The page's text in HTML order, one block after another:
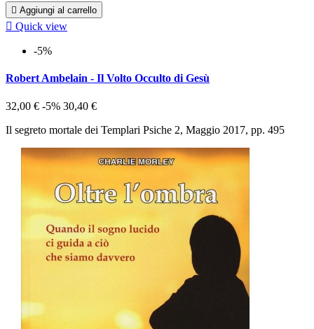
 Aggiungi al carrello
 Quick view
-5%
Robert Ambelain - Il Volto Occulto di Gesù
32,00 € -5% 30,40 €
Il segreto mortale dei Templari Psiche 2, Maggio 2017, pp. 495